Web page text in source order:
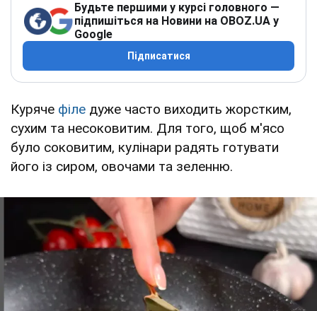
Будьте першими у курсі головного —
підпишіться на Новини на OBOZ.UA у
Google
Підписатися
Куряче філе дуже часто виходить жорстким,
сухим та несоковитим. Для того, щоб м'ясо
було соковитим, кулінари радять готувати
його із сиром, овочами та зеленню.